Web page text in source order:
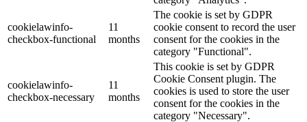
cookielawinfo-
checkbox-functional
11
months
The cookie is set by GDPR
cookie consent to record the user
consent for the cookies in the
category "Functional".
cookielawinfo-
checkbox-necessary
11
months
This cookie is set by GDPR
Cookie Consent plugin. The
cookies is used to store the user
consent for the cookies in the
category "Necessary".